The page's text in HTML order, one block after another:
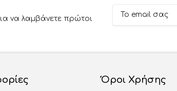
να λαμβάνετε πρώτοι
Όροι Χρήσης